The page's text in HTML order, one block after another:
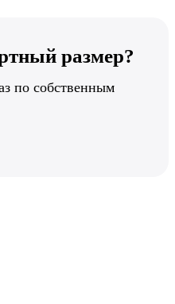
размер?
по собственным